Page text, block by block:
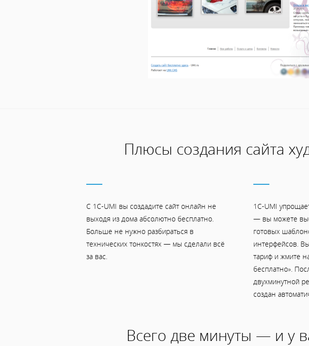
Плюсы создания сайта
С 1C-UMI вы создадите сайт онлайн не
выходя из дома абсолютно бесплатно.
Больше не нужно разбираться в
технических тонкостях — мы сделали всё
за вас.
1C-UMI
— вы можете
готовых
интерфейсов.
тариф и жмите
бесплатно».
двухминутной
создан
Всего две минуты — и у